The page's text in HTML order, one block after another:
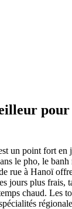
soleil doux de
et des marchés
méditation.